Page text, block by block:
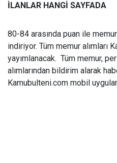
İLANLAR HANGİ SAYFADA
80-84 arasında puan ile
indiriyor. Tüm memur alımları
yayımlanacak. Tüm memur,
alımlarından bildirim alarak
Kamubulteni.com mobil